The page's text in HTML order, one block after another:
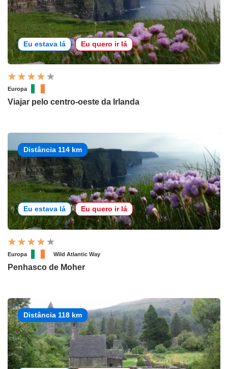
Eu estava lá Eu quero ir lá
Europa
Viajar pelo centro-oeste da Irlanda
Distância 114 km
Eu estava lá Eu quero ir lá
Europa Wild Atlantic Way
Penhasco de Moher
Distância 118 km